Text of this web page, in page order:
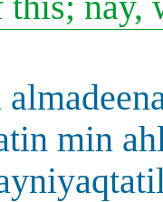
min